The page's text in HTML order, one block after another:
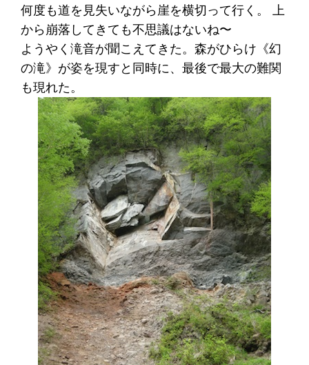
何度も道を見失いながら崖を横切って行く。 上
から崩落してきても不思議はないね〜
ようやく滝音が聞こえてきた。森がひらけ《幻
の滝》が姿を現すと同時に、最後で最大の難関
も現れた。